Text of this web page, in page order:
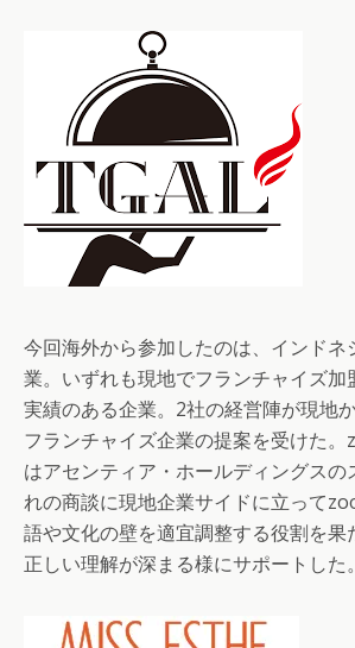
今回海外から参加したのは、インドネ
業。いずれも現地でフランチャイズ加
実績のある企業。2社の経営陣が現地
フランチャイズ企業の提案を受けた
はアセンティア・ホールディングスの
れの商談に現地企業サイドに立って
語や文化の壁を適宜調整する役割を果
正しい理解が深まる様にサポートした。